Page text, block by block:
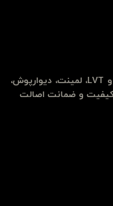
واردکننده و تأمین کنندهٔ تخصصی کفپوش SPC و LVT، لمینت، دیوارپوش،
کیفیت و ضمانت اصالت